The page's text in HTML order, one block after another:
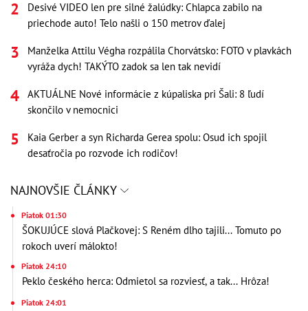
Desivé VIDEO len pre silné žalúdky: Chlapca zabilo na
priechode auto! Telo našli o 150 metrov ďalej
Manželka Attilu Végha rozpálila Chorvátsko: FOTO v plavkách
vyráža dych! TAKÝTO zadok sa len tak nevidí
AKTUÁLNE Nové informácie z kúpaliska pri Šali: 8 ľudí
skončilo v nemocnici
Kaia Gerber a syn Richarda Gerea spolu: Osud ich spojil
desaťročia po rozvode ich rodičov!
NAJNOVŠIE ČLÁNKY
Piatok 01:30
ŠOKUJÚCE slová Plačkovej: S Reném dlho tajili... Tomuto po
rokoch uverí málokto!
Piatok 24:10
Peklo českého herca: Odmietol sa rozviesť, a tak... Hrôza!
Piatok 24:01